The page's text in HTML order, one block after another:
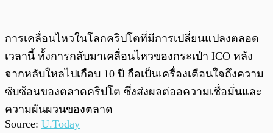
การเคลื่อนไหวในโลกคริปโตที่มีการเปลี่ยนแปลงตลอด
เวลานี้ ทั้งการกลับมาเคลื่อนไหวของกระเป๋า ICO หลัง
จากหลับใหลไปเกือบ 10 ปี ถือเป็นเครื่องเตือนใจถึงความ
ซับซ้อนของตลาดคริปโต ซึ่งส่งผลต่ออความเชื่อมั่นและ
ความผันผวนของตลาด
Source: U.Today